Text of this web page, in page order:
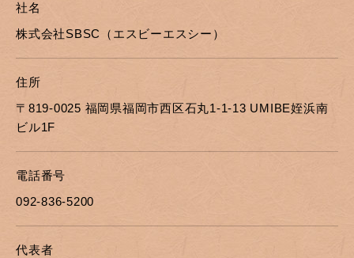
社名
株式会社SBSC（エスビーエスシー）
住所
〒819-0025 福岡県福岡市西区石丸1-1-13 UMIBE姪浜南
ビル1F
電話番号
092-836-5200
代表者